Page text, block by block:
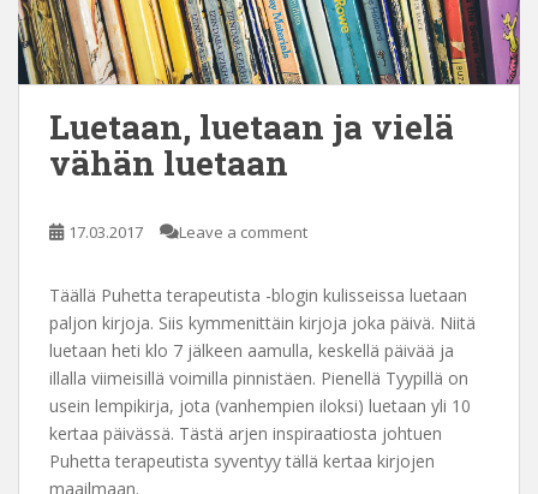
Luetaan, luetaan ja vielä
vähän luetaan
17.03.2017 Leave a comment
Täällä Puhetta terapeutista -blogin kulisseissa luetaan
paljon kirjoja. Siis kymmenittäin kirjoja joka päivä. Niitä
luetaan heti klo 7 jälkeen aamulla, keskellä päivää ja
illalla viimeisillä voimilla pinnistäen. Pienellä Tyypillä on
usein lempikirja, jota (vanhempien iloksi) luetaan yli 10
kertaa päivässä. Tästä arjen inspiraatiosta johtuen
Puhetta terapeutista syventyy tällä kertaa kirjojen
maailmaan.